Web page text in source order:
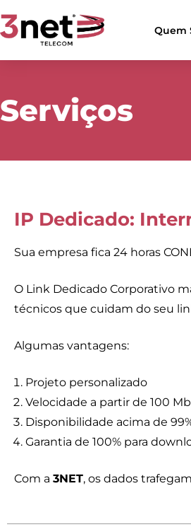
Quem
Serviços
IP Dedicado:
Sua empresa fica 24 horas
O Link Dedicado Corporativo
técnicos que cuidam do seu
Algumas vantagens:
Projeto personalizado
Velocidade a partir de 100
Disponibilidade acima de
Garantia de 100% para
Com a 3NET, os dados